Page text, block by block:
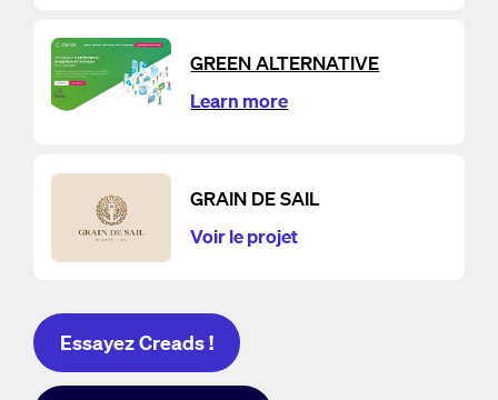
GREEN ALTERNATIVE
Learn more
GRAIN DE SAIL
Voir le projet
Essayez Creads !